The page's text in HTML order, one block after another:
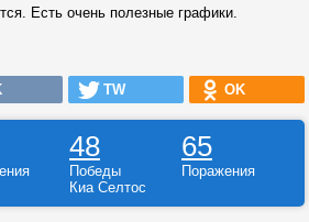
Есть очень полезные графики.
TW OK
48 65
Победы
Поражения
Киа Селтос